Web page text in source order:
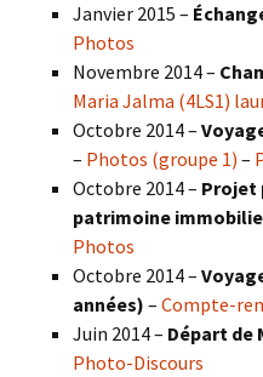
Janvier 2015 –
Photos
Novembre 2014 –
Maria Jalma (4LS1)
Octobre 2014 –
– Photos (groupe 1) –
Octobre 2014 – Projet
patrimoine
Photos
Octobre 2014 –
années) – Compte-
Juin 2014 – Départ de
Photo-Discours